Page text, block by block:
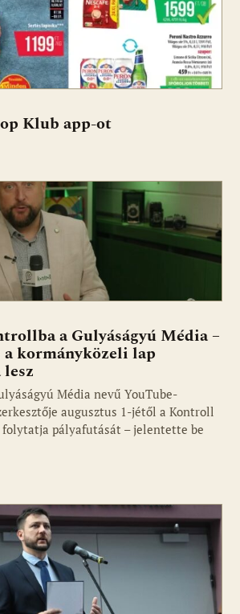
Klub app-ot
a Gulyáságyú Média –
a kormányközeli lap
Média nevű YouTube-
augusztus 1-jétől a Kontroll
pályafutását – jelentette be